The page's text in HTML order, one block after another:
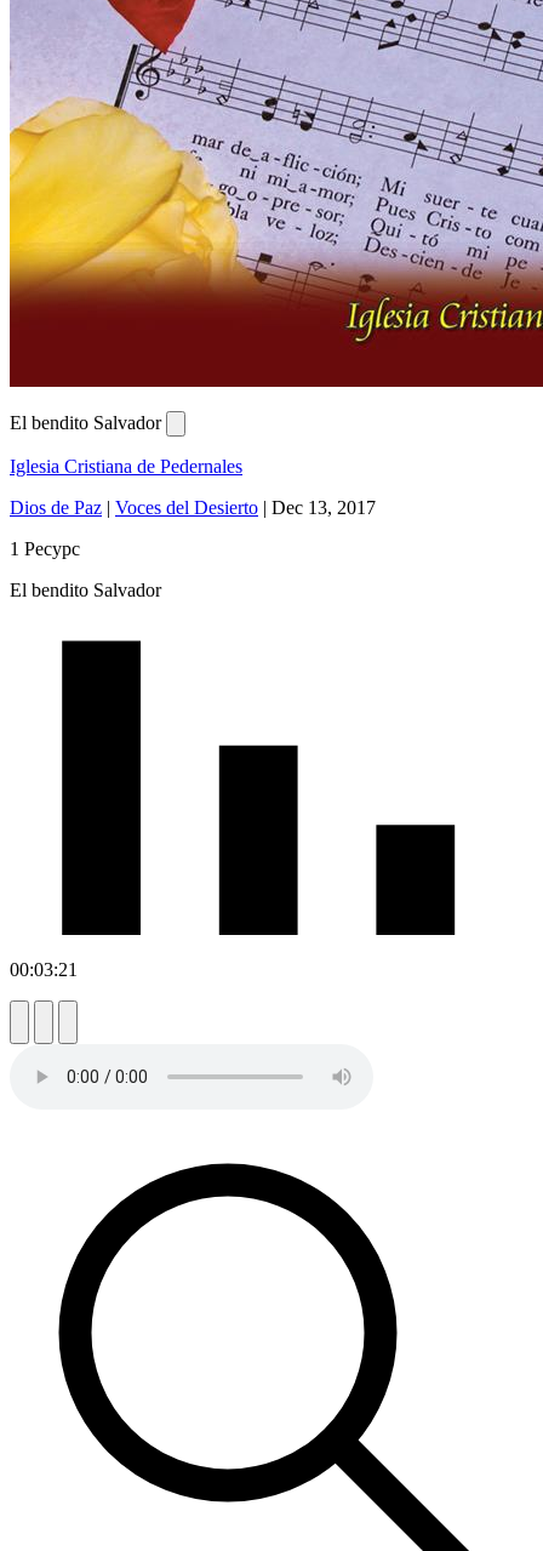
El bendito Salvador
Iglesia Cristiana de Pedernales
Dios de Paz | Voces del Desierto | Dec 13, 2017
1 Ресурс
El bendito Salvador
00:03:21